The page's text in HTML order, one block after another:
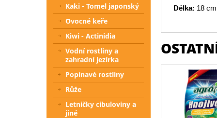
Délka: 18 cm
Kaki - Tomel japonský
Ovocné keře
Kiwi - Actinidia
Vodní rostliny a
zahradní jezírka
Popínavé rostliny
Růže
Letničky cibuloviny a
jiné